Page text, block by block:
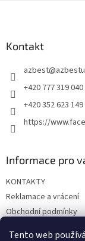
Tento web
Kontakt
azbest@
+420 777 319 040
+420 352 623 149
https://
Informace pro
KONTAKTY
Reklamace a vrácení
Obchodní podmínky